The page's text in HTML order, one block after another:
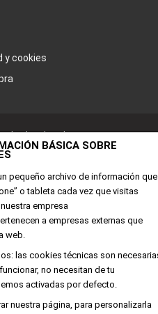
y cookies
los derechos
BÁSICA SOBRE
pequeño archivo de información que
o tableta cada vez que visitas
empresa
a empresas externas que
web.
las cookies técnicas son
no necesitan de tu
activadas por defecto.
nuestra página, para personalizarla